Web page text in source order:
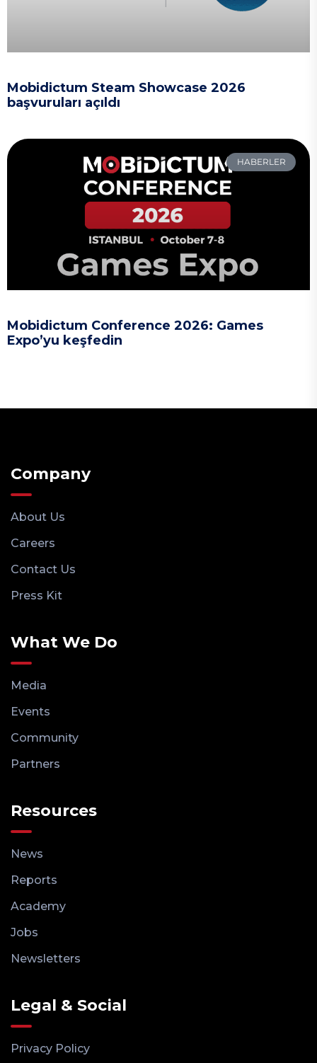
Mobidictum Steam Showcase 2026
başvuruları açıldı
HABERLER
Mobidictum Conference 2026: Games
Expo’yu keşfedin
Company
About Us
Careers
Contact Us
Press Kit
What We Do
Media
Events
Community
Partners
Resources
News
Reports
Academy
Jobs
Newsletters
Legal & Social
Privacy Policy